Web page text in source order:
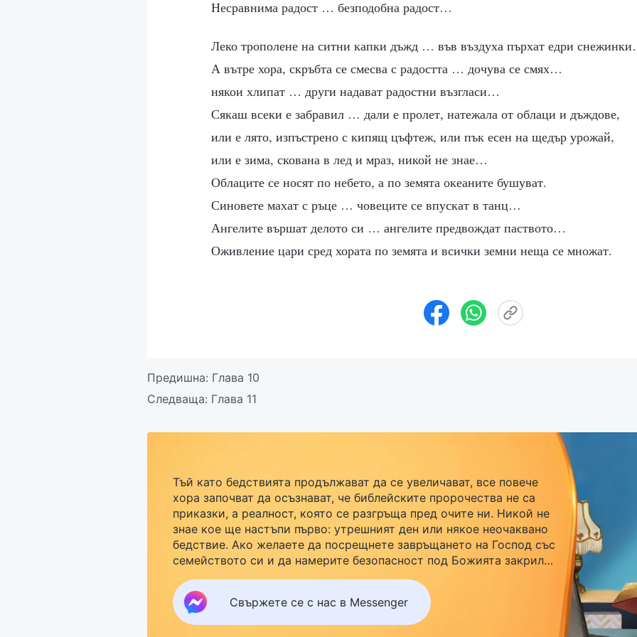
Несравнима радост … безподобна радост…
Леко трополене на ситни капки дъжд … във въздуха пърхат едри
А вътре хора, скръбта се смесва с радостта … дочува се смях…
някои хлипат … други надават радостни възгласи…
Сякаш всеки е забравил … дали е пролет, натежала от облаци и дъждове,
или е лято, изпъстрено с кипящ цъфтеж, или пък есен на щедър урожай,
или е зима, скована в лед и мраз, никой не знае…
Облаците се носят по небето, а по земята океаните бушуват.
Синовете махат с ръце … човеците се впускат в танц…
Ангелите вършат делото си … ангелите предвождат паството…
Оживление цари сред хората по земята и всички земни неща се множат.
Предишна: Глава 10
Следваща: Глава 11
Тъй като бедствията продължават да се увеличават, все повече
хора започват да осъзнават, че библейските пророчества не са
приказки, а реалност, която се разгръща пред очите ни. Никой не
знае кое ще настъпи първо: утрешният ден или някое неочаквано
бедствие. Ако желаете да посрещнете завръщането на Господ със
семейството си и да намерите безопасност под Божията закрила,
кликнете върху Messenger, за да се присъедините към нашата
група за изучаване. Не чакайте до утре.
Свържете се с нас в Messenger